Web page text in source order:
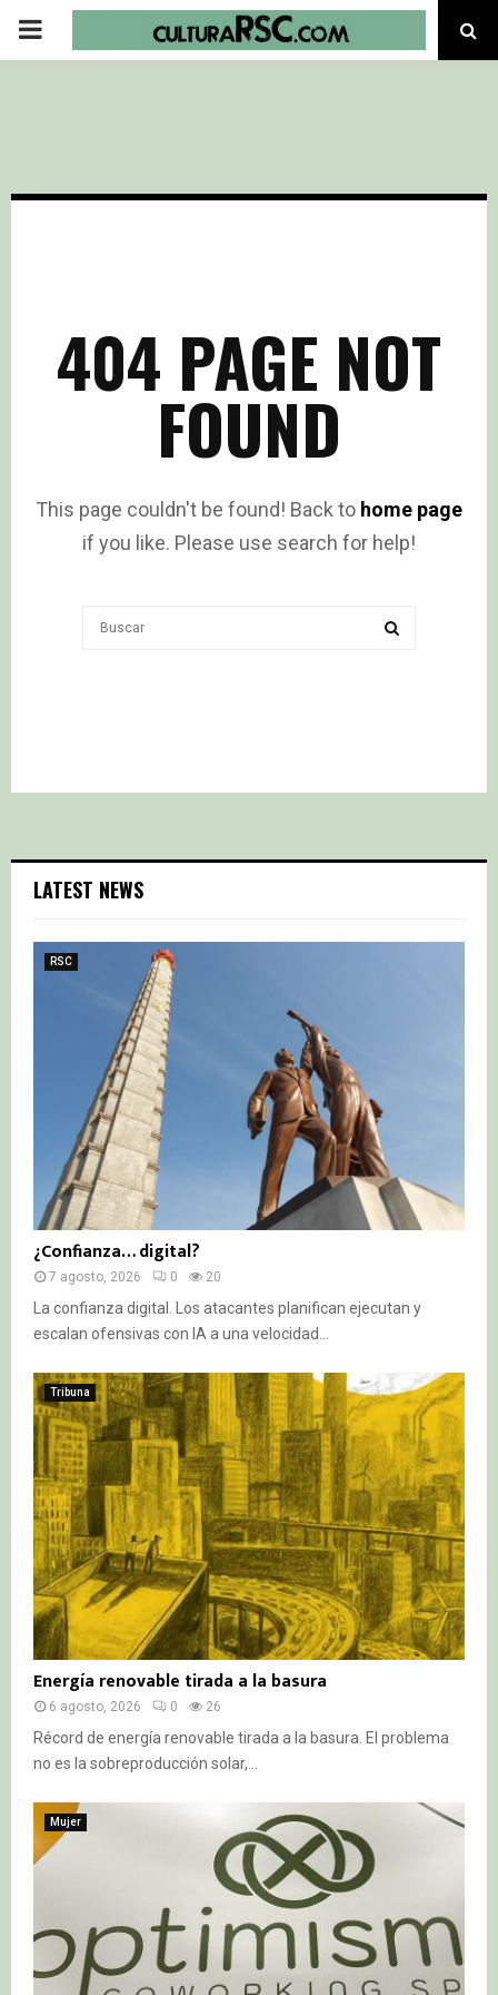
PRIMARY
404 PAGE NOT
FOUND
This page couldn't be found! Back to home page
if you like. Please use search for help!
Search
LATEST NEWS
RSC
¿Confianza… digital?
7 agosto, 2026 0 20
La confianza digital. Los atacantes planifican ejecutan y
escalan ofensivas con IA a una velocidad...
Tribuna
Energía renovable tirada a la basura
6 agosto, 2026 0 26
Récord de energía renovable tirada a la basura. El problema
no es la sobreproducción solar,...
Mujer